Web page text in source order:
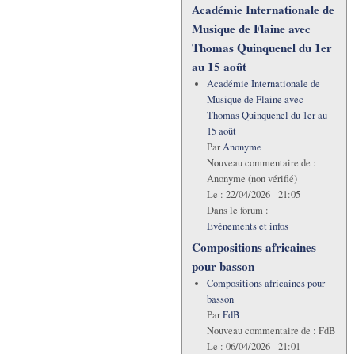
Académie Internationale de
Musique de Flaine avec
Thomas Quinquenel du 1er
au 15 août
Académie Internationale de
Musique de Flaine avec
Thomas Quinquenel du 1er au
15 août
ParAnonyme
Nouveau commentaire de :
Anonyme (non vérifié)
Le : 22/04/2026 - 21:05
Dans le forum :
Evénements et infos
Compositions africaines
pour basson
Compositions africaines pour
basson
ParFdB
Nouveau commentaire de : FdB
Le : 06/04/2026 - 21:01